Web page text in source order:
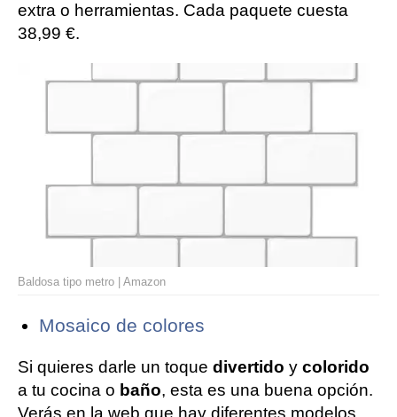
extra o herramientas. Cada paquete cuesta
38,99 €.
Baldosa tipo metro | Amazon
Mosaico de colores
Si quieres darle un toque divertido y colorido
a tu cocina o baño, esta es una buena opción.
Verás en la web que hay diferentes modelos